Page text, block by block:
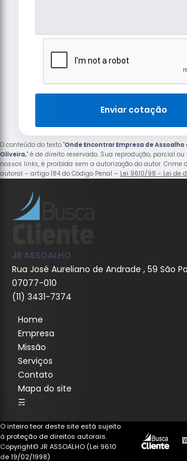
Enviar cotação
O conteúdo do texto "Onde Encontrar Empresa de
Oliveira," é de direito reservado. Sua reprodução, parcial
nossos links, é proibida sem a autorização do autor. Crime
autoral – artigo 184 do Código Penal – Lei 9610/98 - Lei de
JR ASSOALHO
Rua José Aureliano de Andrade , 59 São
07077-010
(11) 3431-7374
Home
Empresa
Missão
Serviços
Contato
Mapa do site
☴
O inteiro teor deste site está sujeito
à proteção de direitos autorais.
Copyright© JR ASSOALHO (Lei 9610
de 19/02/1998)